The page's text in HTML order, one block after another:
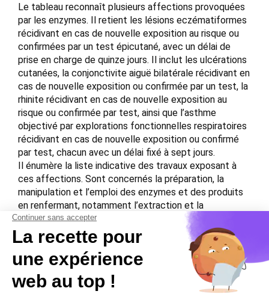
Le tableau reconnaît plusieurs affections provoquées
par les enzymes. Il retient les lésions eczématiformes
récidivant en cas de nouvelle exposition au risque ou
confirmées par un test épicutané, avec un délai de
prise en charge de quinze jours. Il inclut les ulcérations
cutanées, la conjonctivite aiguë bilatérale récidivant en
cas de nouvelle exposition ou confirmée par un test, la
rhinite récidivant en cas de nouvelle exposition au
risque ou confirmée par test, ainsi que l’asthme
objectivé par explorations fonctionnelles respiratoires
récidivant en cas de nouvelle exposition ou confirmé
par test, chacun avec un délai fixé à sept jours.
Il énumère la liste indicative des travaux exposant à
ces affections. Sont concernés la préparation, la
manipulation et l’emploi des enzymes et des produits
en renfermant, notamment l’extraction et la
purification des enzymes d’origine animale, végétale,
bactérienne ou fongique, ainsi que la fabrication et le
conditionnement de détergents renfermant des
enzymes.
Download the PDF file .